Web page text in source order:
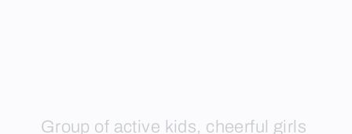
Group of active kids, cheerful girls